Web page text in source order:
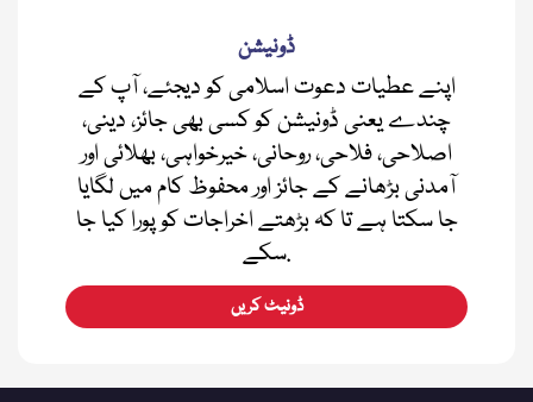
ڈونیشن
اپنے عطیات دعوت اسلامی کو دیجئے، آپ کے
چندے یعنی ڈونیشن کو کسی بھی جائز، دینی،
اصلاحی، فلاحی، روحانی، خیرخواہی، بھلائی اور
آمدنی بڑھانے کے جائز اور محفوظ کام میں لگایا
جا سکتا ہے تا کہ بڑھتے اخراجات کو پورا کیا جا
سکے.
ڈونیٹ کریں